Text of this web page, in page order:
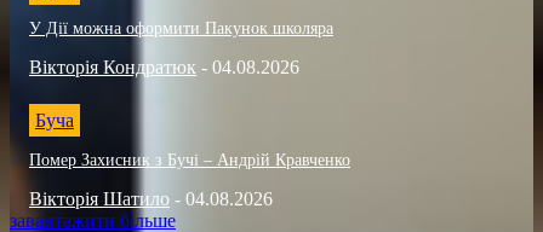
У Дії можна оформити Пакунок школяра
Вікторія Кондратюк - 04.08.2026
Буча
Помер Захисник з Бучі – Андрій Кравченко
Вікторія Шатило - 04.08.2026
завантажити більше